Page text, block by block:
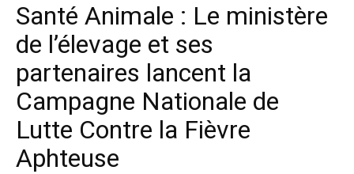
Santé Animale : Le ministère
de l’élevage et ses
partenaires lancent la
Campagne Nationale de
Lutte Contre la Fièvre
Aphteuse